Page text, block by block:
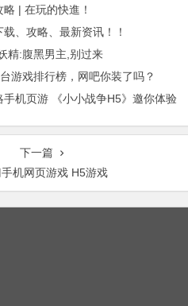
略 | 在玩的快進！
载、攻略、最新资讯！！
精:腹黑男主,别过来
游戏排行榜，网吧你装了吗？
机页游 《小小战争H5》邀你体验
下一篇
机网页游戏 H5游戏